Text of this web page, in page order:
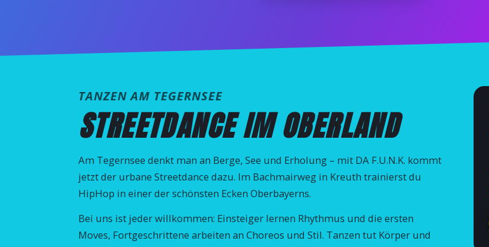
TANZEN AM TEGERNSEE
STREETDANCE IM OBERLAND
Am Tegernsee denkt man an Berge, See und Erholung – mit DA F.U.N.K. kommt
jetzt der urbane Streetdance dazu. Im Bachmairweg in Kreuth trainierst du
HipHop in einer der schönsten Ecken Oberbayerns.
Bei uns ist jeder willkommen: Einsteiger lernen Rhythmus und die ersten
Moves, Fortgeschrittene arbeiten an Choreos und Stil. Tanzen tut Körper und